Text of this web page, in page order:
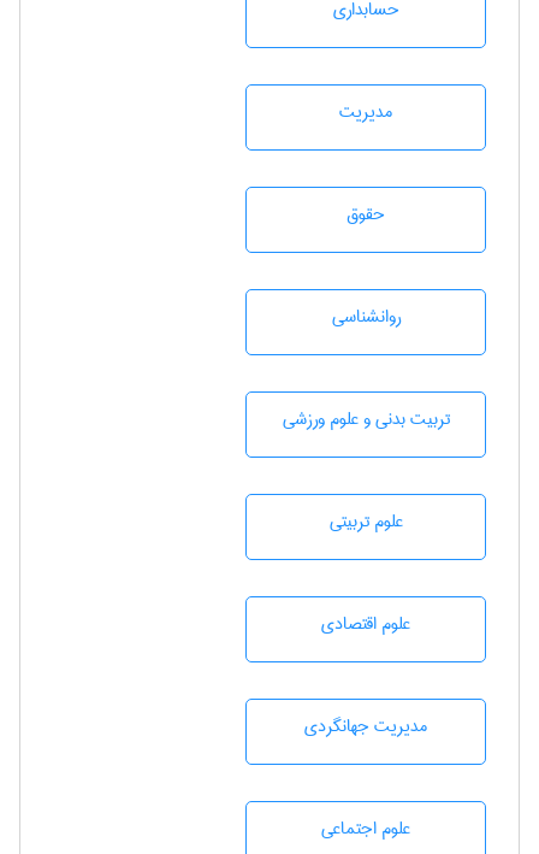
حسابداری
مديريت
حقوق
روانشناسی
تربيت بدنی و علوم ورزشی
علوم تربيتی
علوم اقتصادی
مديريت جهانگردی
علوم اجتماعی